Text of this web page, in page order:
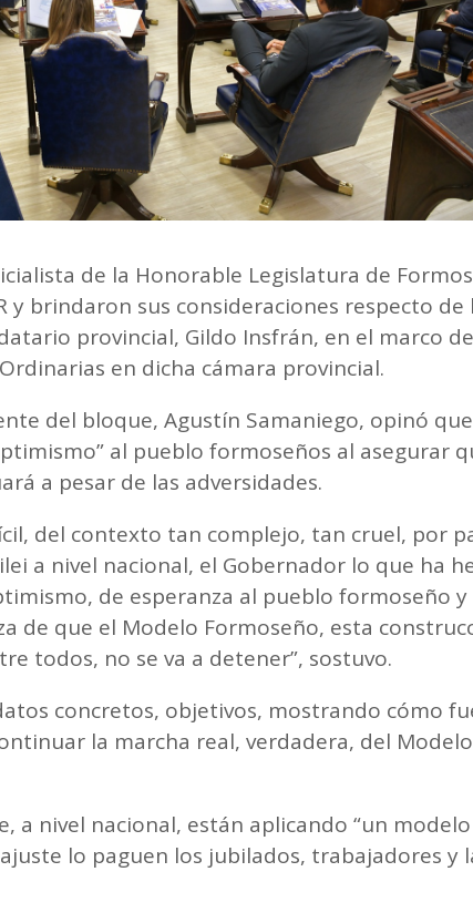
de la Honorable Legislatura de
y brindaron sus consideraciones respecto de
provincial, Gildo Insfrán, en el marco
en dicha cámara provincial.
del bloque, Agustín Samaniego, opinó
al pueblo formoseños al asegurar
a pesar de las adversidades.
del contexto tan complejo, tan cruel, por
a nivel nacional, el Gobernador lo que ha
de esperanza al pueblo formoseño y
de que el Modelo Formoseño, esta
todos, no se va a detener”, sostuvo.
concretos, objetivos, mostrando cómo
la marcha real, verdadera, del Modelo
a nivel nacional, están aplicando “un modelo
lo paguen los jubilados, trabajadores y